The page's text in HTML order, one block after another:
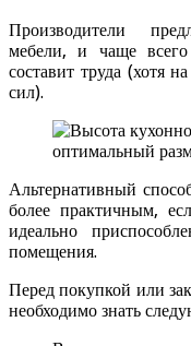
Производители
мебели, и чаще
составит труда (хотя
сил).
Альтернативный
более практичным,
идеально
помещения.
Перед покупкой или
необходимо знать